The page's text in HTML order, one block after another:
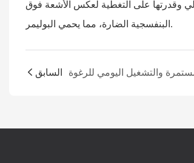
وقدرتها على التغطية لعكس الأشعة فوق
البنفسجية الضارة، مما يحمي البوليمر.
السابق